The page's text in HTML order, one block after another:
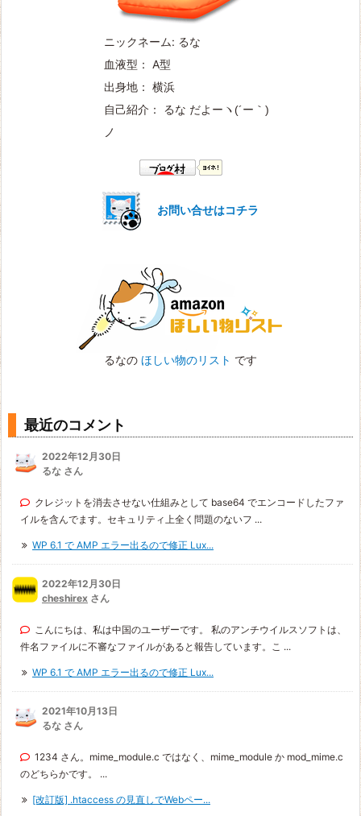
ニックネーム: るな
血液型： A型
出身地： 横浜
自己紹介： るな だよー ヽ(´ー｀)
ノ
お問い合せはコチラ
るなの ほしい物のリスト です
最近のコメント
2022年12月30日
るな さん
クレジットを消去させない仕組みとして base64 でエンコードしたファ
イルを含んでます。セキュリティ上全く問題のないフ ...
WP 6.1 で AMP エラー出るので修正 Lux...
2022年12月30日
cheshirex さん
こんにちは、私は中国のユーザーです。 私のアンチウイルスソフトは、
件名ファイルに不審なファイルがあると報告しています。こ ...
WP 6.1 で AMP エラー出るので修正 Lux...
2021年10月13日
るな さん
1234 さん。mime_module.c ではなく、mime_module か mod_mime.c
のどちらかです。 ...
[改訂版] .htaccess の見直しでWebペー...